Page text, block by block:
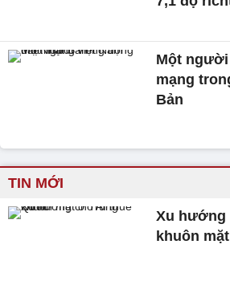
Một người
mạng
Bản
TIN MỚI
Xu hướng
khuôn